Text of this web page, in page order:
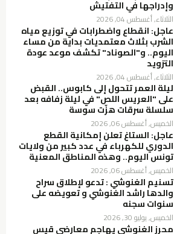
وإدراجها في التفتيش
الثلاثاء, أغسطس 04, 2026
عاجل: انقطاع واضطرابات في توزيع مياه
الشرب بثلاث معتمديات بداية من مساء
اليوم.. و"الصوناد" تكشف موعد عودة
التزويد
الثلاثاء, أغسطس 04, 2026
ليلة العمر تتحول إلى كابوس.. القبض
على "العريس اللص" في ليلة زفافه بعد
سلسلة سرقات هزّت سوسة
الخميس, أغسطس 06, 2026
عاجل: الستاغ تعلن إمكانية القطع
الدوري للكهرباء في عدد كبير من ولايات
تونس اليوم.. وهذه المناطق المعنية
الخميس, أغسطس 06, 2026
تسنيم الغنوشي : تدعو لإطلاق سراح
والدها راشد الغنوشي و تعويضه على
سنوات سجنه
الخميس, يوليو 30, 2026
محرز الغنوشي يهاجم معارضي قيس